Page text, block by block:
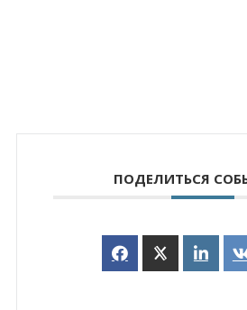
ПОДЕЛИТЬСЯ